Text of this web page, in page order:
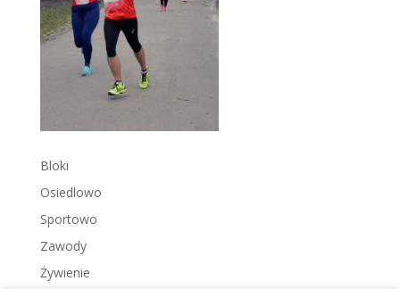
Bloki
Osiedlowo
Sportowo
Zawody
Żywienie